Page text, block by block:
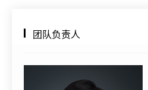
团队负责人